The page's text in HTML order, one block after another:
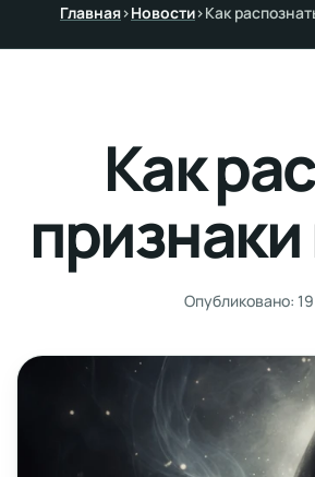
Главная›Новости›Как
Как
Опубликовано: